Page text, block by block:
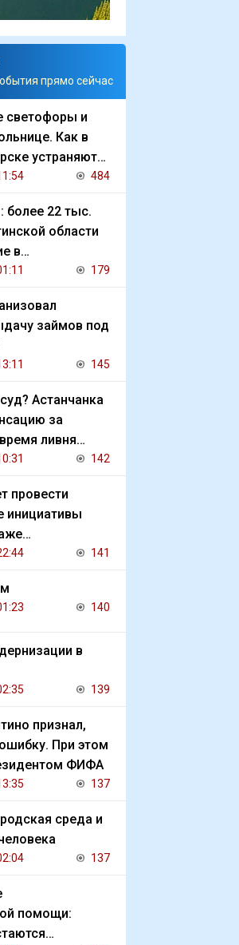
прямо сейчас
светофоры и
Как в
устраняют
484
: более 22 тыс.
области
в
179
займов под
145
Астанчанка
за
ливня
142
провести
инициативы
на ЧМ
141
140
в
139
признал,
При этом
ФИФА
137
среда и
137
помощи: